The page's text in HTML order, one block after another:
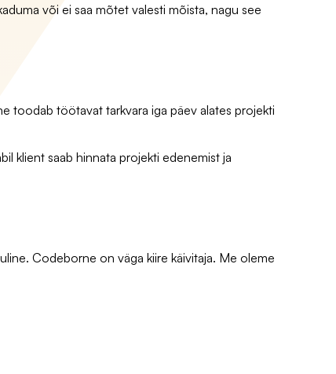
või ei saa mõtet valesti mõista, nagu see
toodab töötavat tarkvara iga päev alates projekti
klient saab hinnata projekti edenemist ja
Codeborne on väga kiire käivitaja. Me oleme